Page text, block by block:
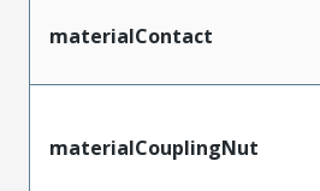
materialContact
materialCouplingNut